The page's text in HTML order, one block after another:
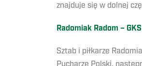
znajduje się w dolnej
Radomiak Radom –
Sztab i piłkarze